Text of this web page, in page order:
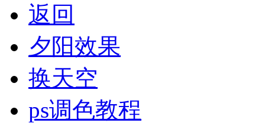
返回
夕阳效果
换天空
ps调色教程